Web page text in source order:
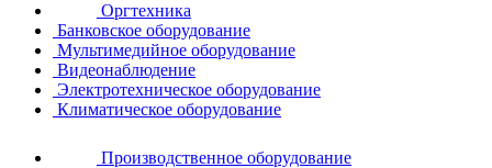
Оргтехника
Банковское оборудование
Мультимедийное оборудование
Видеонаблюдение
Электротехническое оборудование
Климатическое оборудование
Производственное оборудование